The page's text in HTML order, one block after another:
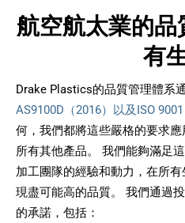
航空航太業的
有
Drake Plastics的品質管理體系
AS9100D（2016）以及ISO
何，我們都將這些嚴格的要求
所有其他產品。 我們能夠滿足
加工團隊的經驗和動力，在所
現盡可能高的品質。 我們通過
的承諾，包括：